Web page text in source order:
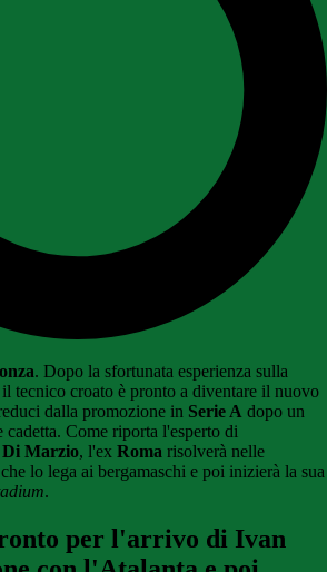
. Dopo la sfortunata esperienza sulla
il tecnico croato è pronto a diventare il nuovo
dalla promozione in Serie A dopo un
Come riporta l'esperto di
Di Marzio, l'ex Roma risolverà nelle
lo lega ai bergamaschi e poi inizierà la sua
.
per l'arrivo di Ivan